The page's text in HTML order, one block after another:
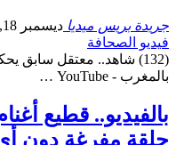
جريدة بريس ميديا ديسمبر 18, 2022
فيديو الصحافة
(132) شاهد.. معتقل سابق
بالمغرب - YouTube …
بالفيديو.. قطيع
حلقة مفرغة دون